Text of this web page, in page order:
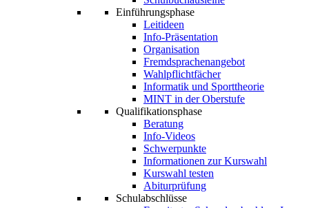
Einführungsphase
Leitideen
Info-Präsentation
Organisation
Fremdsprachenangebot
Wahlpflichtfächer
Informatik und Sporttheorie
MINT in der Oberstufe
Qualifikationsphase
Beratung
Info-Videos
Schwerpunkte
Informationen zur Kurswahl
Kurswahl testen
Abiturprüfung
Schulabschlüsse